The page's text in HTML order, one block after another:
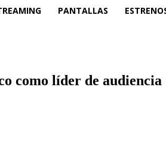
PANTALLAS
como líder de audiencia